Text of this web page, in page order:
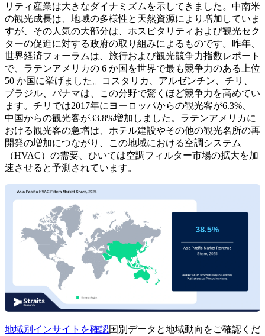
リティ産業は大きなダイナミズムを示してきました。中南米
の観光成長は、地域の多様性と天然資源により増加していま
すが、その人気の大部分は、ホスピタリティおよび観光セク
ターの促進に対する政府の取り組みによるものです。昨年、
世界経済フォーラムは、旅行および観光競争力指数レポート
で、ラテンアメリカの 6 か国を世界で最も競争力のある上位
50 か国に挙げました。コスタリカ、アルゼンチン、チリ、
ブラジル、パナマは、この分野で驚くほど競争力を高めてい
ます。チリでは2017年にヨーロッパからの観光客が6.3%、
中国からの観光客が33.8%増加しました。ラテンアメリカに
おける観光客の急増は、ホテル建設やその他の観光名所の再
開発の増加につながり、この地域における空調システム
（HVAC）の需要、ひいては空調フィルター市場の拡大を加
速させると予測されています。
地域別インサイトを確認国別データと地域動向をご確認くだ